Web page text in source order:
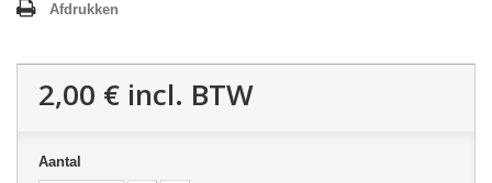
Afdrukken
2,00 € incl. BTW
Aantal